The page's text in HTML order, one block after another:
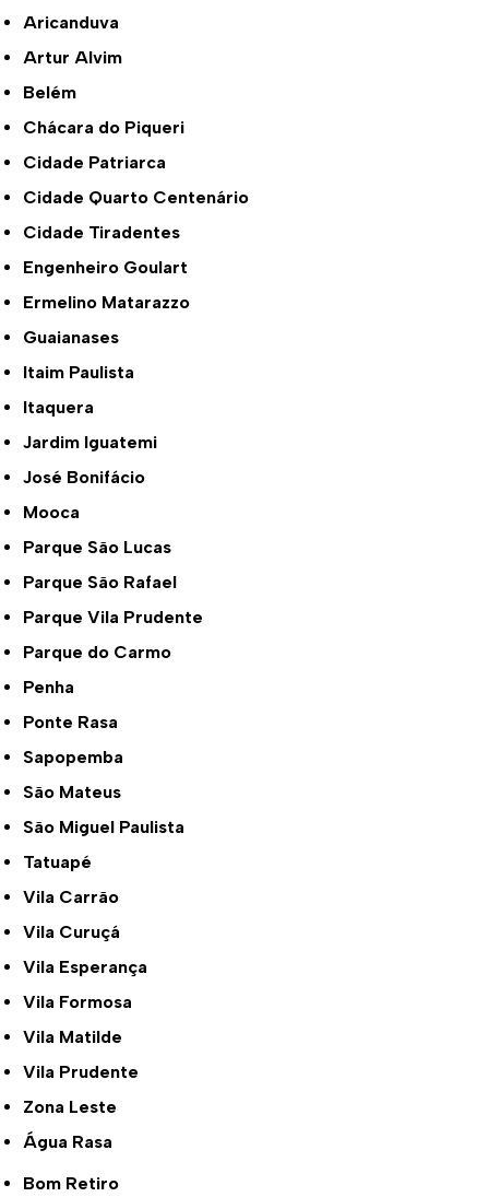
Aricanduva
Artur Alvim
Belém
Chácara do Piqueri
Cidade Patriarca
Cidade Quarto Centenário
Cidade Tiradentes
Engenheiro Goulart
Ermelino Matarazzo
Guaianases
Itaim Paulista
Itaquera
Jardim Iguatemi
José Bonifácio
Mooca
Parque São Lucas
Parque São Rafael
Parque Vila Prudente
Parque do Carmo
Penha
Ponte Rasa
Sapopemba
São Mateus
São Miguel Paulista
Tatuapé
Vila Carrão
Vila Curuçá
Vila Esperança
Vila Formosa
Vila Matilde
Vila Prudente
Zona Leste
Água Rasa
Bom Retiro